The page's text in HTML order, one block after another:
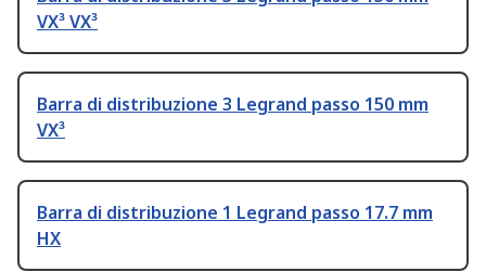
VX³ VX³
Barra di distribuzione 3 Legrand passo 150 mm
VX³
Barra di distribuzione 1 Legrand passo 17.7 mm
HX